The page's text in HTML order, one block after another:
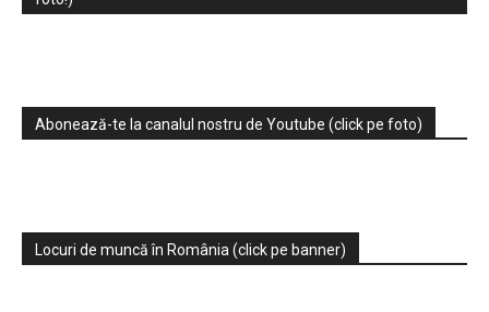
Abonează-te la canalul nostru de Youtube (click pe foto)
Locuri de muncă în România (click pe banner)